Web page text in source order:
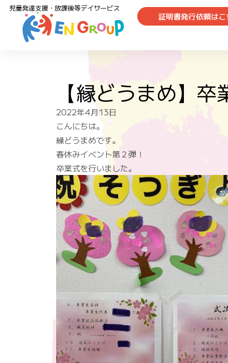
児童発達支援・放課後等デイサービス
証明書発行依頼はこ
【縁どうまめ】卒
2022年4月13日
こんにちは。
縁どうまめです。
春休みイベント第２弾！
卒業式を行いました。